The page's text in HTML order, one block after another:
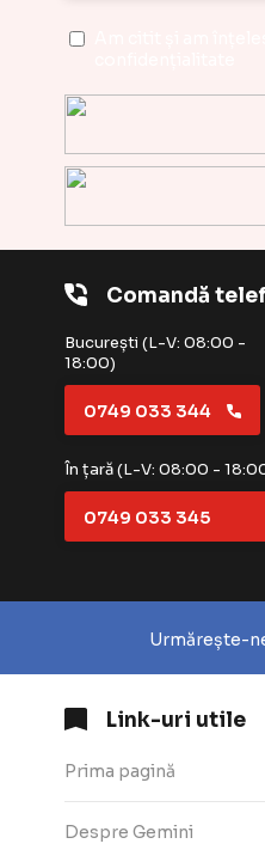
Comandă
București (L-V: 08:00 -
18:00)
0749 033 344
În țară (L-V: 08:00 -
0749 033 345
Urmărește-
Link-uri utile
Prima pagină
Despre Gemini